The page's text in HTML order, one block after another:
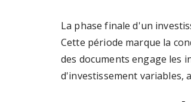
La phase finale d'un
Cette période marque la
des documents engage les
d'investissement variables,